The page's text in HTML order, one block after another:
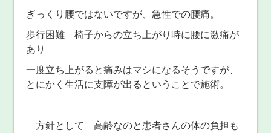
ぎっくり腰ではないですが、急性での腰痛。
歩行困難 椅子からの立ち上がり時に腰に激痛が
あり
一度立ち上がると痛みはマシになるそうですが、
とにかく生活に支障が出るということで施術。
方針として 高齢なのと患者さんの体の負担も